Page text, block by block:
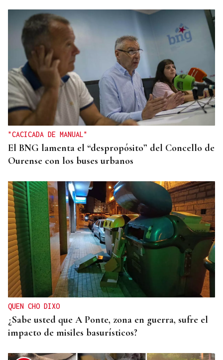
"CACICADA DE MANUAL"
El BNG lamenta el “despropósito” del Concello de
Ourense con los buses urbanos
QUEN CHO DIXO
¿Sabe usted que A Ponte, zona en guerra, sufre el
impacto de misiles basurísticos?